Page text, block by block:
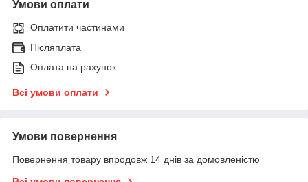
Умови оплати
Оплатити частинами
Післяплата
Оплата на рахунок
Всі умови оплати
Умови повернення
Повернення товару впродовж 14 днів за домовленістю